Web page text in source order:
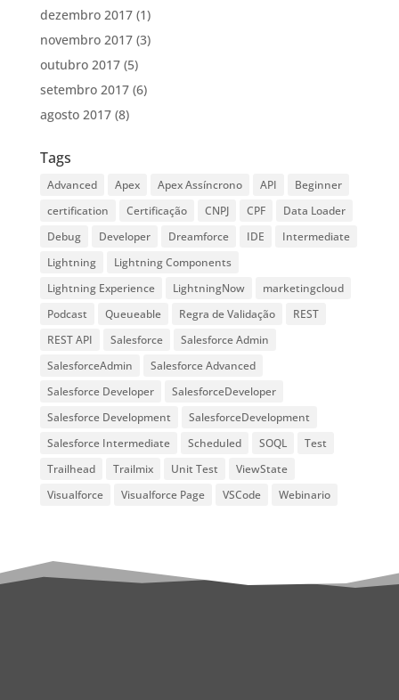
dezembro 2017(1)
novembro 2017(3)
outubro 2017(5)
setembro 2017(6)
agosto 2017(8)
Tags
Advanced Apex Apex Assíncrono API
Beginner
certification
Certificação CNPJ CPF
Data Loader
Debug
Developer Dreamforce IDE
Intermediate
Lightning
Lightning Components
Lightning Experience
LightningNow
marketingcloud
Podcast
Queueable Regra de Validação
REST
REST API
Salesforce
Salesforce Admin
SalesforceAdmin
Salesforce Advanced
Salesforce Developer
SalesforceDeveloper
Salesforce Development
SalesforceDevelopment
Salesforce Intermediate
Scheduled SOQL
Test
Trailhead
Trailmix Unit Test
ViewState
Visualforce
Visualforce Page VSCode Webinario